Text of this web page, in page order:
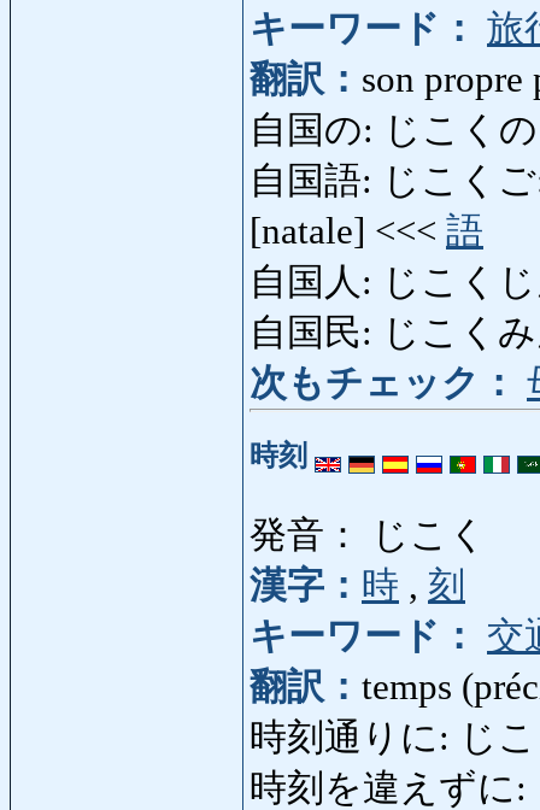
キーワード： 旅
翻訳： son propre
自国の: じこくの
自国語: じこくご
[natale] <<< 語
自国人: じこく
自国民: じこく
次もチェック：
時刻
発音： じこく
漢字： 時 , 刻
キーワード：
交
翻訳： temps
時刻通りに: じ
時刻を違えずに